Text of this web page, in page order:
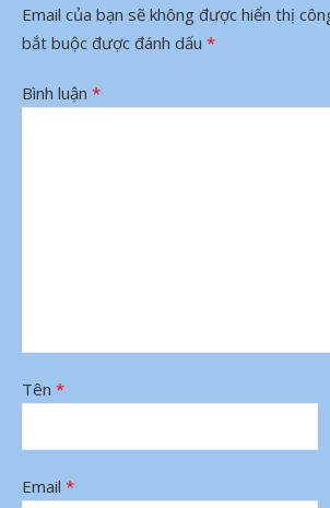
Email của bạn sẽ không được hiển thị
bắt buộc được đánh dấu *
Bình luận *
Tên *
Email *